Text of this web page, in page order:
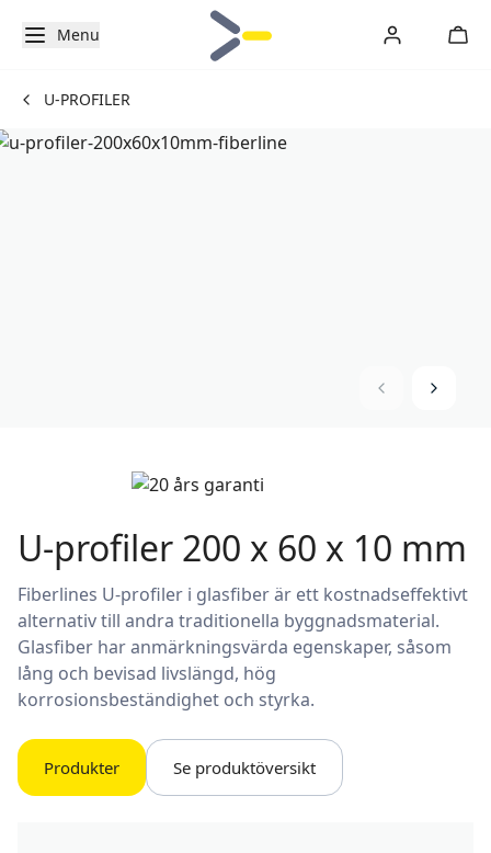
Menu
U-PROFILER
U-profiler 200 x 60 x 10 mm
Fiberlines U-profiler i glasfiber är ett kostnadseffektivt
alternativ till andra traditionella byggnadsmaterial.
Glasfiber har anmärkningsvärda egenskaper, såsom
lång och bevisad livslängd, hög
korrosionsbeständighet och styrka.
Produkter Se produktöversikt